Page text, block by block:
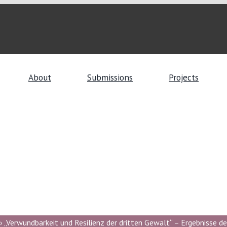
About Submissions Projects
„Verwundbarkeit und Resilienz der dritten Gewalt“ – Ergebnisse